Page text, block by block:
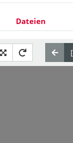
Dateien